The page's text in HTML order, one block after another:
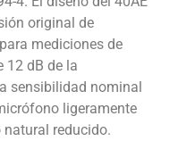
original de
mediciones de
12 dB de la
sensibilidad nominal
ligeramente
reducido.